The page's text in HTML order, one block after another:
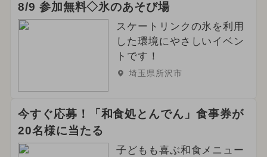
8/9 参加無料◇氷のあそび場
スケートリンクの氷を利用
した環境にやさしいイベン
トです！
埼玉県所沢市
今すぐ応募！「和食処とんでん」食事券が
20名様に当たる
子どもも喜ぶ和食メニュー